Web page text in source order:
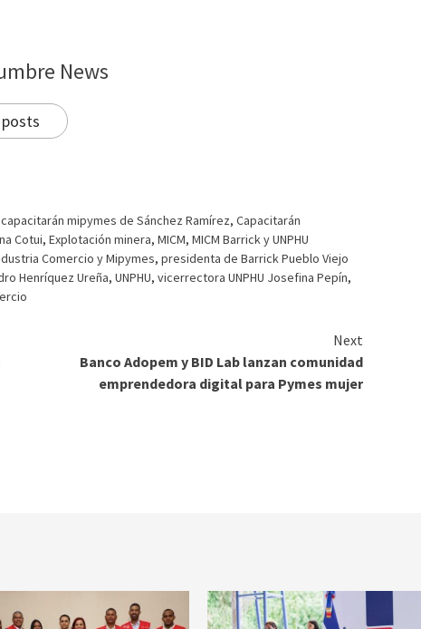
News
capacitarán mipymes de Sánchez Ramírez,Capacitarán
Cotui,Explotación minera,MICM,MICM Barrick y UNPHU
Comercio y Mipymes,presidenta de Barrick Pueblo Viejo
Henríquez Ureña,UNPHU,vicerrectora UNPHU Josefina Pepín,
Next
Banco Adopem y BID Lab lanzan comunidad
emprendedora digital para Pymes mujer